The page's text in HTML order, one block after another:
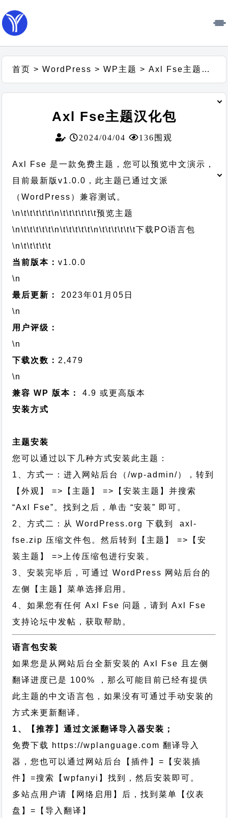
首页 >WordPress >WP主题 >Axl Fse主题汉化包
Axl Fse主题汉化包
2024/04/04 136围观
Axl Fse 是一款免费主题，您可以预览中文演示，
目前最新版v1.0.0，此主题已通过文派
（WordPress）兼容测试。
\n\t\t\t\t\t\n\t\t\t\t\t\t预览主题
\n\t\t\t\t\t\n\t\t\t\t\t\n\t\t\t\t\t\t下载PO语言包
\n\t\t\t\t\t
当前版本：v1.0.0
\n
最后更新：
2023年01月05日
\n
用户评级：
\n
下载次数： 2,479
\n
兼容 WP 版本：
4.9 或更高版本
安装方式
主题安装
您可以通过以下几种方式安装此主题：
1、方式一：进入网站后台（/wp-admin/），转到
【外观】 =>【主题】 =>【安装主题】并搜索
“Axl Fse”。找到之后，单击 “安装” 即可。
2、方式二：从 WordPress.org 下载到 axl-
fse.zip 压缩文件包。然后转到【主题】 =>【安
装主题】 =>上传压缩包进行安装。
3、安装完毕后，可通过 WordPress 网站后台的
左侧【主题】菜单选择启用。
4、如果您有任何 Axl Fse 问题，请到 Axl Fse
支持论坛中发帖，获取帮助。
语言包安装
如果您是从网站后台全新安装的 Axl Fse 且左侧
翻译进度已是 100% ，那么可能目前已经有提供
此主题的中文语言包，如果没有可通过手动安装的
方式来更新翻译。
1、【推荐】通过文派翻译导入器安装；
免费下载 https://wplanguage.com 翻译导入
器，您也可以通过网站后台【插件】=【安装插
件】=搜索【wpfanyi】找到，然后安装即可。
多站点用户请【网络启用】后，找到菜单【仪表
盘】=【导入翻译】